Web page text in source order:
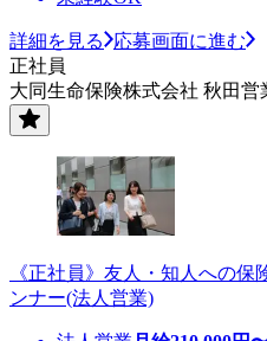
詳細を見る
応募画面に進む
正社員
大同生命保険株式会社 秋田営
《正社員》友人・知人への
ンナー(法人営業)